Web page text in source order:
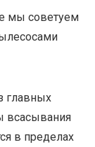
мы советуем
главных
всасывания
в пределах